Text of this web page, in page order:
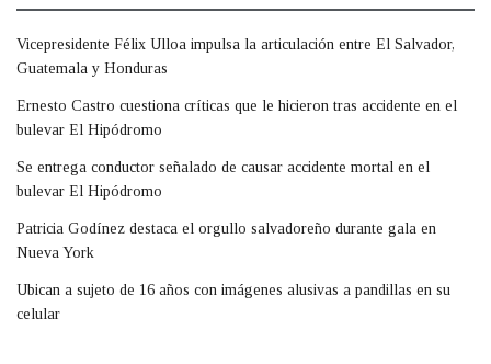
Vicepresidente Félix Ulloa impulsa la articulación entre El Salvador,
Guatemala y Honduras
Ernesto Castro cuestiona críticas que le hicieron tras accidente en el
bulevar El Hipódromo
Se entrega conductor señalado de causar accidente mortal en el
bulevar El Hipódromo
Patricia Godínez destaca el orgullo salvadoreño durante gala en
Nueva York
Ubican a sujeto de 16 años con imágenes alusivas a pandillas en su
celular